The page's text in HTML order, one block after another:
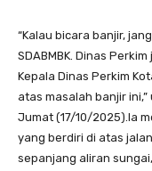
“Kalau bicara banjir,
SDABMBK. Dinas
Kepala Dinas Perkim
atas masalah banjir
Jumat (17/10/2025).Ia
yang berdiri di atas
sepanjang aliran